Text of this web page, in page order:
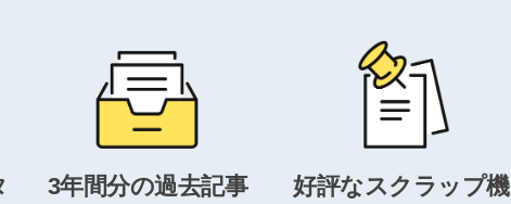
3年間分の過去記事
好評なスクラップ機